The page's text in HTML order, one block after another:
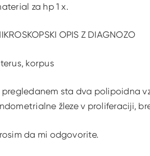
za hp 1 x.
OPIS Z DIAGNOZO
korpus
pregledanem sta dva polipoidna
žleze v proliferaciji,
da mi odgovorite.